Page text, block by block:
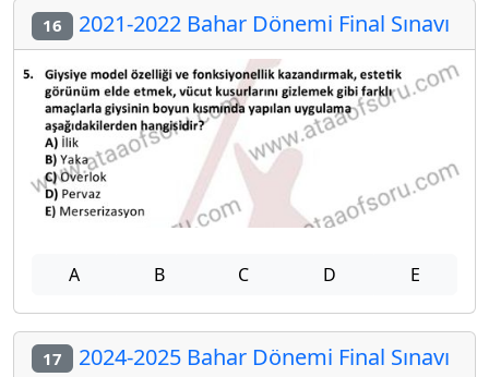
16 2021-2022 Bahar Dönemi Final Sınavı
A B C D E
17 2024-2025 Bahar Dönemi Final Sınavı